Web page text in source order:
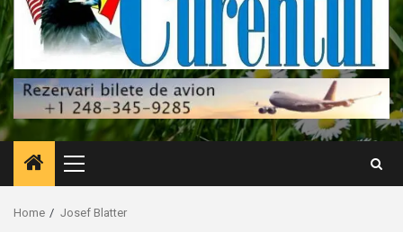
Primary
Menu
Home Josef Blatter